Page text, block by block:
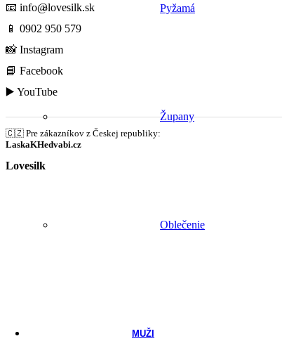
Pyžamá
Župany
Oblečenie
MUŽI
📧 info@lovesilk.sk
📱 0902 950 579
📸 Instagram
📘 Facebook
▶️ YouTube
🇨🇿 Pre zákazníkov z Českej republiky:
LaskaKHedvabi.cz
Lovesilk